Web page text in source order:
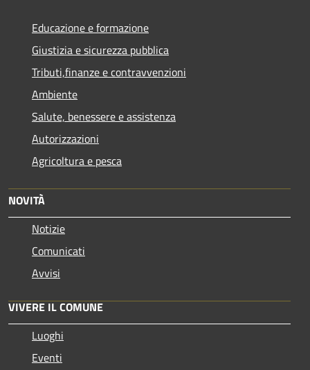
Educazione e formazione
Giustizia e sicurezza pubblica
Tributi,finanze e contravvenzioni
Ambiente
Salute, benessere e assistenza
Autorizzazioni
Agricoltura e pesca
NOVITÀ
Notizie
Comunicati
Avvisi
VIVERE IL COMUNE
Luoghi
Eventi